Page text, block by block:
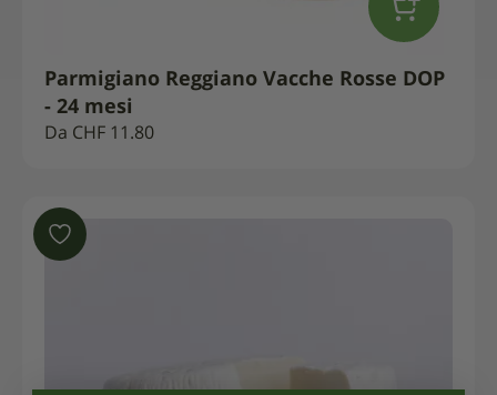
Parmigiano Reggiano Vacche Rosse DOP
- 24 mesi
Da CHF 11.80